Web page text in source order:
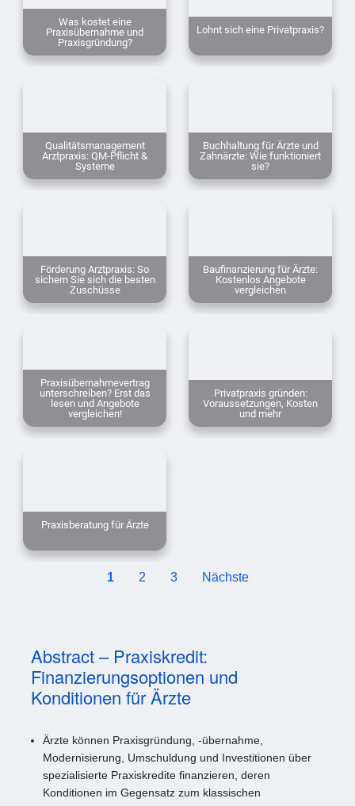
Was kostet eine
Praxisübernahme und
Praxisgründung?
Lohnt sich eine Privatpraxis?
Qualitätsmanagement
Arztpraxis: QM-Pflicht &
Systeme
Buchhaltung für Ärzte und
Zahnärzte: Wie funktioniert
sie?
Förderung Arztpraxis: So
sichern Sie sich die besten
Zuschüsse
Baufinanzierung für Ärzte:
Kostenlos Angebote
vergleichen
Praxisübernahmevertrag
unterschreiben? Erst das
lesen und Angebote
vergleichen!
Privatpraxis gründen:
Voraussetzungen, Kosten
und mehr
Praxisberatung für Ärzte
1 2 3 Nächste
Abstract – Praxiskredit:
Finanzierungsoptionen und
Konditionen für Ärzte
Ärzte können Praxisgründung, -übernahme,
Modernisierung, Umschuldung und Investitionen über
spezialisierte Praxiskredite finanzieren, deren
Konditionen im Gegensatz zum klassischen